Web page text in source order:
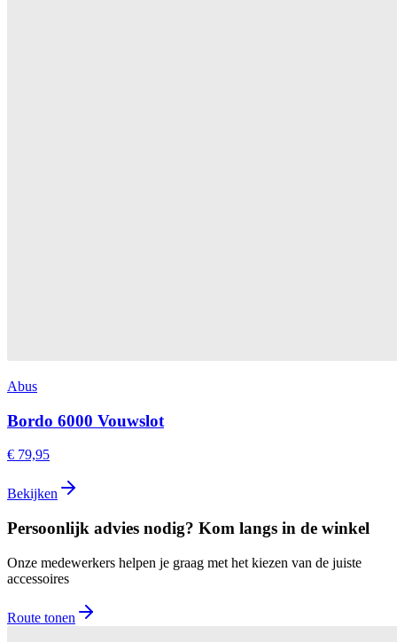
Abus
Bordo 6000 Vouwslot
€ 79,95
Bekijken
Persoonlijk advies nodig? Kom langs in de winkel
Onze medewerkers helpen je graag met het kiezen van de juiste
accessoires
Route tonen